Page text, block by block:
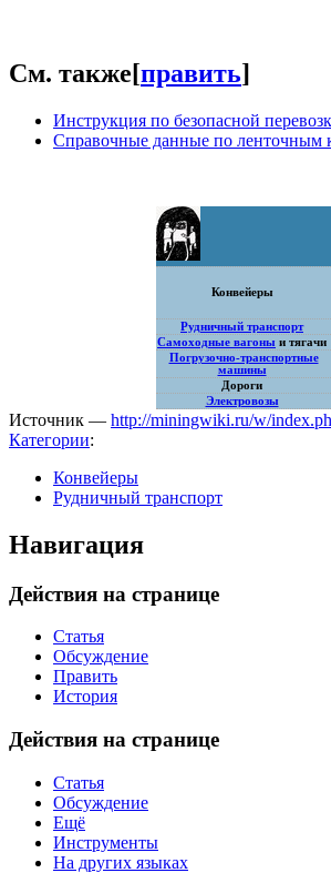
См. также[править]
Инструкция по безопасной
Справочные данные по ленточным
Конвейеры
Рудничный транспорт
Самоходные вагоны и тягачи
Погрузочно-транспортные
машины
Дороги
Электровозы
Источник — http://miningwiki.ru/w/
Категории:
Конвейеры
Рудничный транспорт
Навигация
Действия на странице
Статья
Обсуждение
Править
История
Действия на странице
Статья
Обсуждение
Ещё
Инструменты
На других языках